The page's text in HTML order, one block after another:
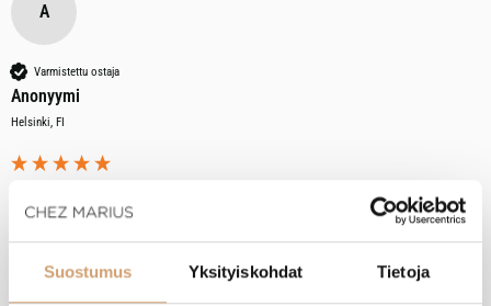
Suostumus Yksityiskohdat Tietoja
A
Varmistettu ostaja
Anonyymi
Helsinki, FI
Tellier teräksinen taikinalasta
Oliko tämä arvostelu hyödyllinen? Kyllä Ilmoita Jaa 4 kuukautta sitten